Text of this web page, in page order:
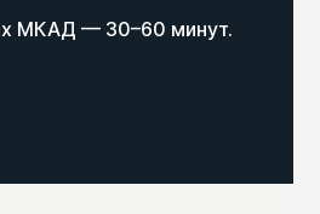
МКАД — 30–60 минут.